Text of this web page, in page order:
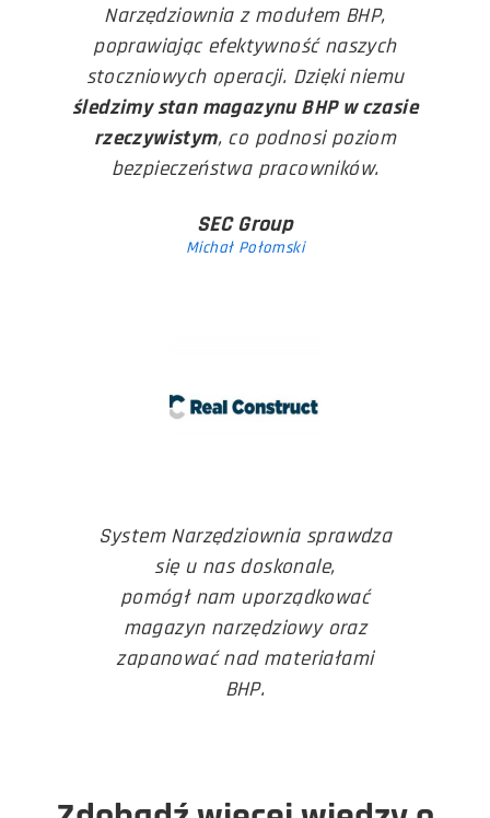
Narzędziownia z modułem BHP,
poprawiając efektywność naszych
stoczniowych operacji. Dzięki niemu
śledzimy stan magazynu BHP w czasie
rzeczywistym, co podnosi poziom
bezpieczeństwa pracowników.
SEC Group
Michał Połomski
System Narzędziownia sprawdza
się u nas doskonale,
pomógł nam uporządkować
magazyn narzędziowy oraz
zapanować nad materiałami
BHP.